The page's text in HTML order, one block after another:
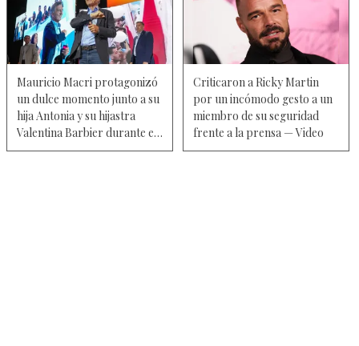
Mauricio Macri protagonizó
un dulce momento junto a su
hija Antonia y su hijastra
Valentina Barbier durante el
estreno del musical
Criticaron a Ricky Martin
por un incómodo gesto a un
miembro de su seguridad
frente a la prensa — Video